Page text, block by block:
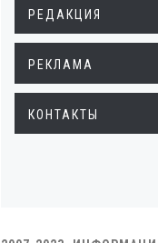
РЕДАКЦИЯ
РЕКЛАМА
КОНТАКТЫ